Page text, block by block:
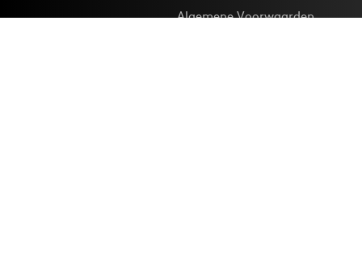
Algemene Voorwaarden